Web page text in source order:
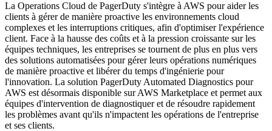
La Operations Cloud de PagerDuty s'intègre à AWS pour aider les
clients à gérer de manière proactive les environnements cloud
complexes et les interruptions critiques, afin d'optimiser l'expérience
client. Face à la hausse des coûts et à la pression croissante sur les
équipes techniques, les entreprises se tournent de plus en plus vers
des solutions automatisées pour gérer leurs opérations numériques
de manière proactive et libérer du temps d'ingénierie pour
l'innovation. La solution PagerDuty Automated Diagnostics pour
AWS est désormais disponible sur AWS Marketplace et permet aux
équipes d'intervention de diagnostiquer et de résoudre rapidement
les problèmes avant qu'ils n'impactent les opérations de l'entreprise
et ses clients.